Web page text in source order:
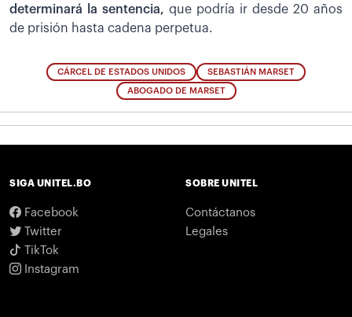
determinará la sentencia, que podría ir desde 20 años
de prisión hasta cadena perpetua.
CÁRCEL DE ESTADOS UNIDOS SEBASTIÁN MARSET
ABOGADO DE MARSET
SIGA UNITEL.BO
Facebook
Twitter
TikTok
Instagram
SOBRE UNITEL
Contáctanos
Legales